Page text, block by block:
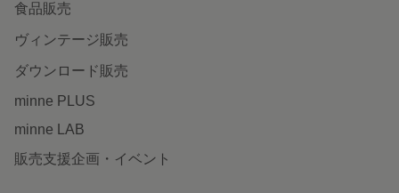
食品販売
ヴィンテージ販売
ダウンロード販売
minne PLUS
minne LAB
販売支援企画・イベント